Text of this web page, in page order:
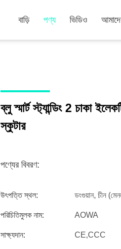
বাড়ি পণ্য ভিডিও
ব্লু স্মার্ট স্ট্যান্ডিং 2 চাকা
স্কুটার
পণ্যের বিবরণ:
উৎপত্তি স্থল: ডংগুয়ান, চীন
পরিচিতিমুলক নাম: AOWA
সাক্ষ্যদান: CE,CCC